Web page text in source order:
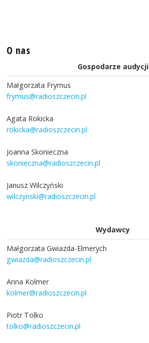
O nas
Gospodarze audycji
Małgorzata Frymus
frymus@radioszczecin.pl
Agata Rokicka
rokicka@radioszczecin.pl
Joanna Skonieczna
skonieczna@radioszczecin.pl
Janusz Wilczyński
wilczynski@radioszczecin.pl
Wydawcy
Małgorzata Gwiazda-Elmerych
gwiazda@radioszczecin.pl
Anna Kolmer
kolmer@radioszczecin.pl
Piotr Tolko
tolko@radioszczecin.pl